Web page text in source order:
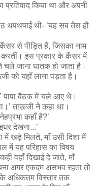
प्रतिवाद किया था और अपनी
थपथपाई थी- ’यह सब तेरा ही
से पीड़ित हैं, जिसका नाम
करतीं। इस प्रकार के कैंसर में
जाना घातक हो जाता है।
को यहाँ लाना पड़ता है।
पापा बैठक में चले आए थे।
ताऊजी ने कहा था।
कहाँ है?’
देखना...’
में खड़े मिलते, माँ उसी दिशा में
में यह परिहास का विषय
वहाँ दिखाई दे जाते, माँ
अगर एकदम असंभव रहता तो
अधिकतम विस्तार तक